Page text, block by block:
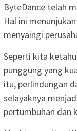
ByteDance telah
Hal ini
menyaingi
Seperti kita
punggung yang
itu, perlindungan
selayaknya
pertumbuhan dan